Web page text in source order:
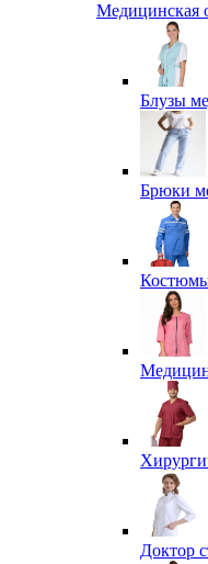
Медицинская
Блузы
Брюки
Доктор